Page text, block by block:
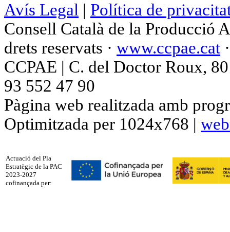
Avís Legal | Política de
Consell Català de la Producció
drets reservats · www.ccpae.cat
CCPAE | C. del Doctor Roux,
93 552 47 90
Pàgina web realitzada amb
Optimitzada per 1024x768 |
Actuació del Pla
Estratègic de la PAC
2023-2027
cofinançada per: